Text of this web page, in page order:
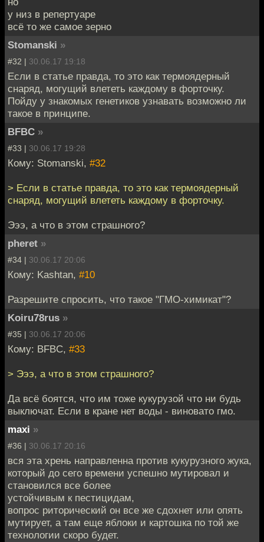
у низ в репертуаре
всё то же самое зерно
Stomanski »
#32 | 30.06.17 19:18
Если в статье правда, то это как термоядерный
снаряд, могущий влететь каждому в форточку.
Пойду у знакомых генетиков узнавать возможно ли
такое в принципе.
BFBC »
#33 | 30.06.17 19:28
Кому: Stomanski, #32
> Если в статье правда, то это как термоядерный
снаряд, могущий влететь каждому в форточку.
Эээ, а что в этом страшного?
pheret »
#34 | 30.06.17 20:06
Кому: Kashtan, #10
Разрешите спросить, что такое "ГМО-химикат"?
Koiru78rus »
#35 | 30.06.17 20:06
Кому: BFBC, #33
> Эээ, а что в этом страшного?
Да всё боятся, что им тоже кукурузой что ни будь
выключат. Если в кране нет воды - виновато гмо.
maxi »
#36 | 30.06.17 20:16
вся эта хрень направленна против кукурузного жука,
который до сего времени успешно мутировал и
становился все более
устойчивым к пестицидам,
вопрос риторический он все же сдохнет или опять
мутирует, а там еще яблоки и картошка по той же
технологии скоро будет.